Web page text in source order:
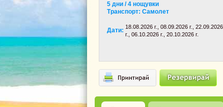
5 дни / 4 нощувки
Транспорт: Самолет
Дати: 18.08.2026 г., 08.09.2026 г., 22.09.2026
г., 06.10.2026 г., 20.10.2026 г.